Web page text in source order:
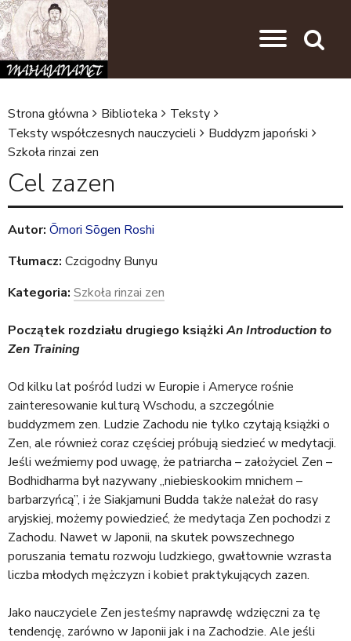
J
e
s
t
e
ś
u
t
a
j
Strona główna Biblioteka
Teksty
Teksty współczesnych nauczycieli
Buddyzm japoński
Szkoła rinzai zen
Cel zazen
Autor: Ōmori Sōgen Roshi
Tłumacz: Czcigodny Bunyu
Kategoria: Szkoła rinzai zen
Początek rozdziału drugiego książkiAn Introduction to
Zen Training
Od kilku lat pośród ludzi w Europie i Ameryce rośnie
zainteresowanie kulturą Wschodu, a szczególnie
buddyzmem zen. Ludzie Zachodu nie tylko czytają książki o
Zen, ale również coraz częściej próbują siedzieć w medytacji.
Jeśli weźmiemy pod uwagę, że patriarcha – założyciel Zen –
Bodhidharma był nazywany „niebieskookim mnichem –
barbarzyńcą”, i że Siakjamuni Budda także należał do rasy
aryjskiej, możemy powiedzieć, że medytacja Zen pochodzi z
Zachodu. Nawet w Japonii, na skutek powszechnego
poruszania tematu rozwoju ludzkiego, gwałtownie wzrasta
liczba młodych mężczyzn i kobiet praktykujących zazen.
Jako nauczyciele Zen jesteśmy naprawdę wdzięczni za tę
tendencję, zarówno w Japonii jak i na Zachodzie. Ale jeśli